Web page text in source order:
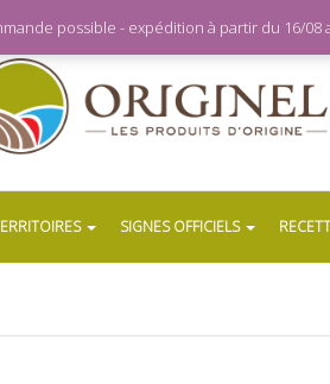
SIGNES OFFICIELS
possible - expédition à partir du 16/08